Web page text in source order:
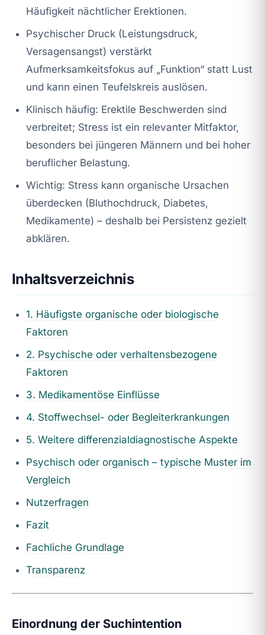
Häufigkeit nächtlicher Erektionen.
Psychischer Druck (Leistungsdruck,
Versagensangst) verstärkt
Aufmerksamkeitsfokus auf „Funktion“ statt Lust
und kann einen Teufelskreis auslösen.
Klinisch häufig: Erektile Beschwerden sind
verbreitet; Stress ist ein relevanter Mitfaktor,
besonders bei jüngeren Männern und bei hoher
beruflicher Belastung.
Wichtig: Stress kann organische Ursachen
überdecken (Bluthochdruck, Diabetes,
Medikamente) – deshalb bei Persistenz gezielt
abklären.
Inhaltsverzeichnis
1. Häufigste organische oder biologische
Faktoren
2. Psychische oder verhaltensbezogene
Faktoren
3. Medikamentöse Einflüsse
4. Stoffwechsel- oder Begleiterkrankungen
5. Weitere differenzialdiagnostische Aspekte
Psychisch oder organisch – typische Muster im
Vergleich
Nutzerfragen
Fazit
Fachliche Grundlage
Transparenz
Einordnung der Suchintention